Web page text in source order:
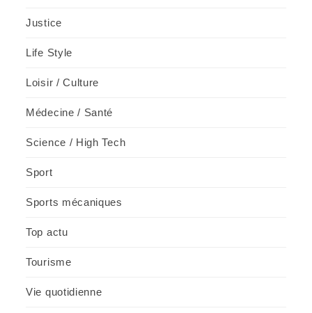
Justice
Life Style
Loisir / Culture
Médecine / Santé
Science / High Tech
Sport
Sports mécaniques
Top actu
Tourisme
Vie quotidienne